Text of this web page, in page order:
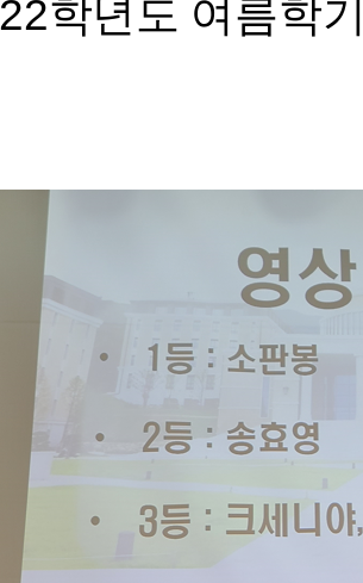
학년도 여름학